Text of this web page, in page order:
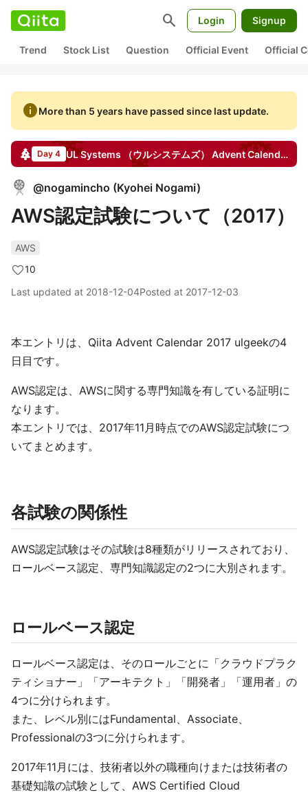
search Login Signup
Trend Stock List Question Official Event Official
infoMore than 5 years have passed since last update.
Day 4 UL Systems （ウルシステムズ） Advent Calendar
@nogamincho (Kyohei Nogami)
AWS認定試験について（2017）
AWS
10
Last updated at 2018-12-04Posted at 2017-12-03
本エントリは、Qiita Advent Calendar 2017 ulgeekの4
日目です。
AWS認定は、AWSに関する専門知識を有している証明に
なります。
本エントリでは、2017年11月時点でのAWS認定試験につ
いてまとめます。
各試験の関係性
AWS認定試験はその試験は8種類がリリースされており、
ロールベース認定、専門知識認定の2つに大別されます。
ロールベース認定
ロールベース認定は、そのロールごとに「クラウドプラク
ティショナー」「アーキテクト」「開発者」「運用者」の
4つに分けられます。
また、レベル別にはFundamental、Associate、
Professionalの3つに分けられます。
2017年11月には、技術者以外の職種向けまたは技術者の
基礎知識の試験として、AWS Certified Cloud